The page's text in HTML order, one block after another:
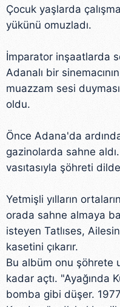
Çocuk yaşlarda
yükünü omuzladı.
İmparator inşaatlarda
Adanalı bir
muazzam sesi
oldu.
Önce Adana'da
gazinolarda sahne
vasıtasıyla şöhreti
Yetmişli yılların
orada sahne almaya
isteyen Tatlıses,
kasetini çıkarır.
Bu albüm onu şöhrete
kadar açtı. "Ayağında
bomba gibi düşer. 1977